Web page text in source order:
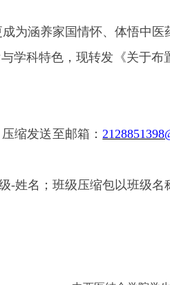
为涵养家国情怀、体悟中医
学科特色，现转发《关于布
缩发送至邮箱：
-姓名；班级压缩包以班级名